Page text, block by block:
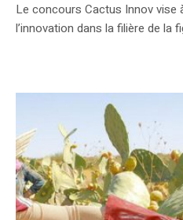
Le concours Cactus Innov vise
l’innovation dans la filière de la